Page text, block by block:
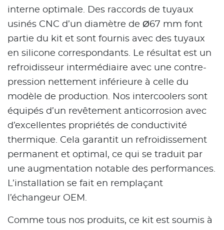
interne optimale. Des raccords de tuyaux
usinés CNC d’un diamètre de Ø67 mm font
partie du kit et sont fournis avec des tuyaux
en silicone correspondants. Le résultat est un
refroidisseur intermédiaire avec une contre-
pression nettement inférieure à celle du
modèle de production. Nos intercoolers sont
équipés d’un revêtement anticorrosion avec
d’excellentes propriétés de conductivité
thermique. Cela garantit un refroidissement
permanent et optimal, ce qui se traduit par
une augmentation notable des performances.
L’installation se fait en remplaçant
l’échangeur OEM.
Comme tous nos produits, ce kit est soumis à